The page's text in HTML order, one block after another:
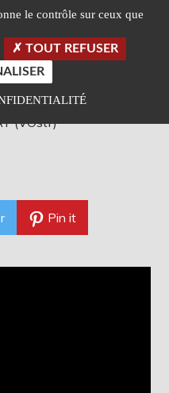
Essai
Public
(VOstf)
Pin it
le contrôle sur ceux que
TOUT REFUSER